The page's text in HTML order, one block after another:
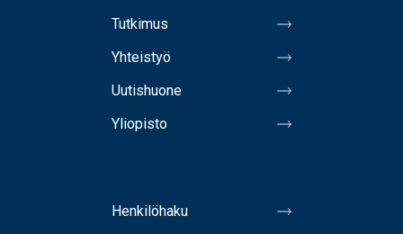
Tutkimus
Yhteistyö
Uutishuone
Yliopisto
Henkilöhaku